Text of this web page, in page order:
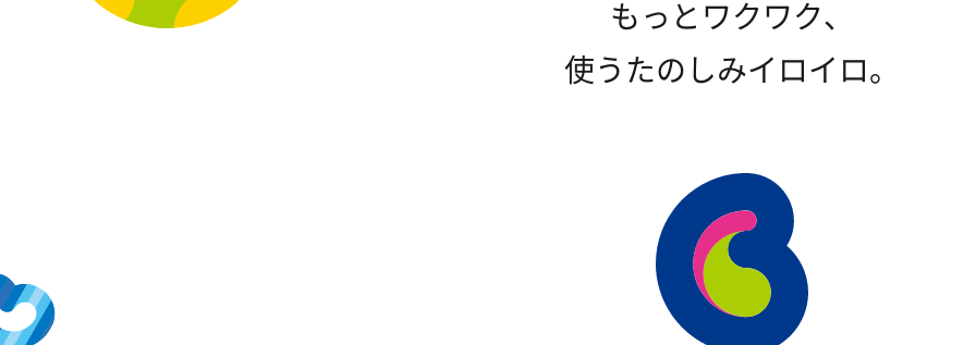
もっとワクワク、
使うたのしみイロイロ。